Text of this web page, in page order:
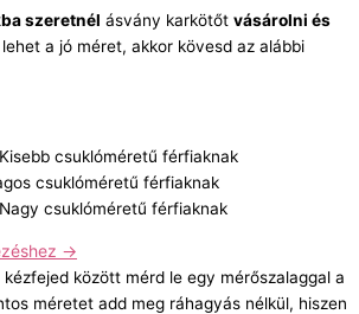
szeretnél ásvány karkötőt vásárolni és
lehet a jó méret, akkor kövesd az alábbi
csuklóméretű férfiaknak
csuklóméretű férfiaknak
csuklóméretű férfiaknak
→
között mérd le egy mérőszalaggal a
méretet add meg ráhagyás nélkül, hiszen